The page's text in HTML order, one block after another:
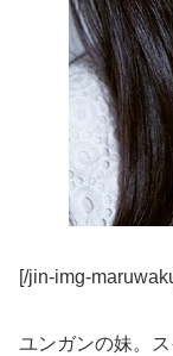
[/jin-img-
ユンガンの妹。ス